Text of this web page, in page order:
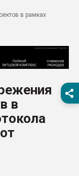
28.07.2026
первый план в
28.07.2026
ситуацией на
Всё, что касается
бутылок
в рамках
в